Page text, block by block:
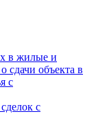
в жилые и
сдачи объекта в
с
с